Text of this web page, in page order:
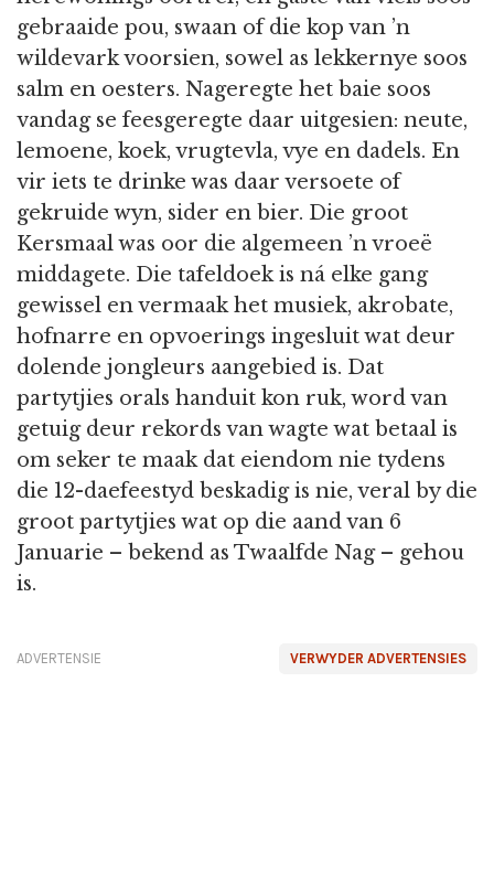
gebraaide pou, swaan of die kop van ’n
wildevark voorsien, sowel as lekkernye soos
salm en oesters. Nageregte het baie soos
vandag se feesgeregte daar uitgesien: neute,
lemoene, koek, vrugtevla, vye en dadels. En
vir iets te drinke was daar versoete of
gekruide wyn, sider en bier. Die groot
Kersmaal was oor die algemeen ’n vroeë
middagete. Die tafeldoek is ná elke gang
gewissel en vermaak het musiek, akrobate,
hofnarre en opvoerings ingesluit wat deur
dolende jongleurs aangebied is. Dat
partytjies orals handuit kon ruk, word van
getuig deur rekords van wagte wat betaal is
om seker te maak dat eiendom nie tydens
die 12-daefeestyd beskadig is nie, veral by die
groot partytjies wat op die aand van 6
Januarie – bekend as Twaalfde Nag – gehou
is.
VERWYDER ADVERTENSIES
ADVERTENSIE